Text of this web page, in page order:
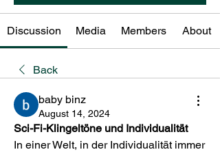
Discussion Media Members About
Back
baby binz
August 14, 2024
Sci-Fi-Klingeltöne und Individualität
In einer Welt, in der Individualität immer